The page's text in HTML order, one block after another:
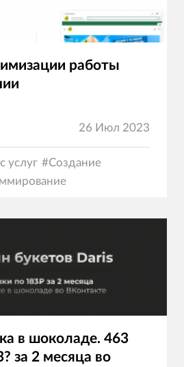
работы
26 Июл 2023
услуг #Создание
в шоколаде. 463
за 2 месяца во